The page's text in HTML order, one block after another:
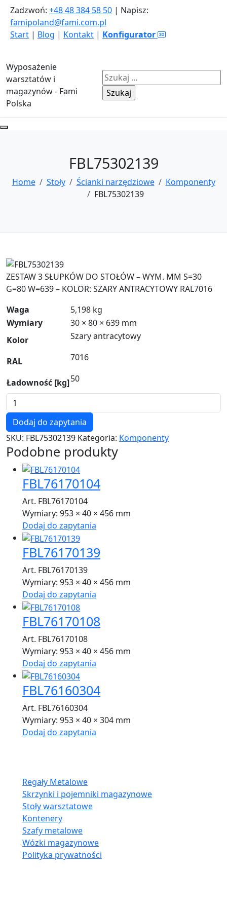
Zadzwoń: +48 48 384 58 50 | Napisz:
famipoland@fami.com.pl
Start | Blog | Kontakt | Konfigurator
Wyposażenie
warsztatów i
magazynów - Fami
Polska
Szukaj:
FBL75302139
Home Stoły Ścianki narzędziowe
Komponenty
FBL75302139
Zoom
ZESTAW 3 SŁUPKÓW DO STOŁÓW – WYM. MM S=30
G=80 W=639 – KOLOR: SZARY ANTRACYTOWY RAL7016
Waga
5,198 kg
Wymiary
30 × 80 × 639 mm
Kolor
Szary antracytowy
RAL 7016
Ładowność [kg]50
ilość
FBL75302139
Dodaj do zapytania
SKU: FBL75302139 Kategoria: Komponenty
Podobne produkty
FBL76170104
Art. FBL76170104
Wymiary: 953 × 40 × 456 mm
Dodaj do zapytania
FBL76170139
Art. FBL76170139
Wymiary: 953 × 40 × 456 mm
Dodaj do zapytania
FBL76170108
Art. FBL76170108
Wymiary: 953 × 40 × 456 mm
Dodaj do zapytania
FBL76160304
Art. FBL76160304
Wymiary: 953 × 40 × 304 mm
Dodaj do zapytania
Regały Metalowe
Skrzynki i pojemniki magazynowe
Stoły warsztatowe
Kontenery
Szafy metalowe
Wózki magazynowe
Polityka prywatności